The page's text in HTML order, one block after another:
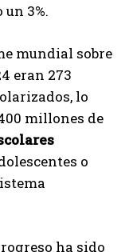
3%.
mundial sobre
eran 273
lo
millones de
o
ha sido